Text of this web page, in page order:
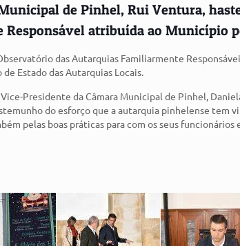
de Pinhel, Rui Ventura,
atribuída ao Município
das Autarquias Familiarmente
Estado das Autarquias Locais.
Presidente da Câmara Municipal de Pinhel,
do esforço que a autarquia pinhelense tem
pelas boas práticas para com os seus